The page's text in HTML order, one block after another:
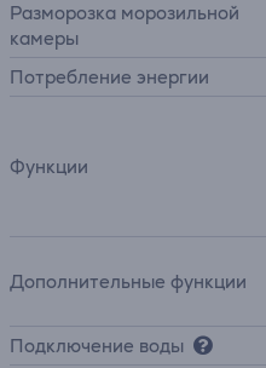
Разморозка морозильной
камеры
Потребление энергии
Функции
Дополнительные функции
Подключение воды